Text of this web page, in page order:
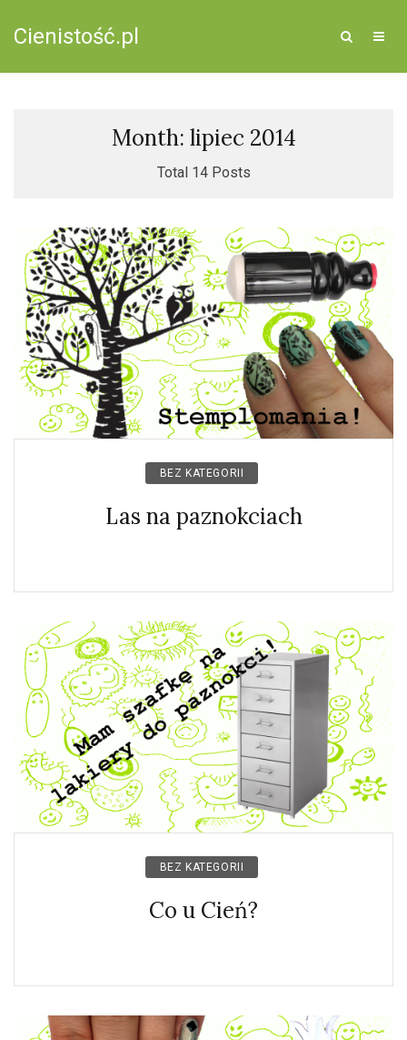
Cienistość.pl
Month: lipiec 2014
Total 14 Posts
BEZ KATEGORII
Las na paznokciach
BEZ KATEGORII
Co u Cień?